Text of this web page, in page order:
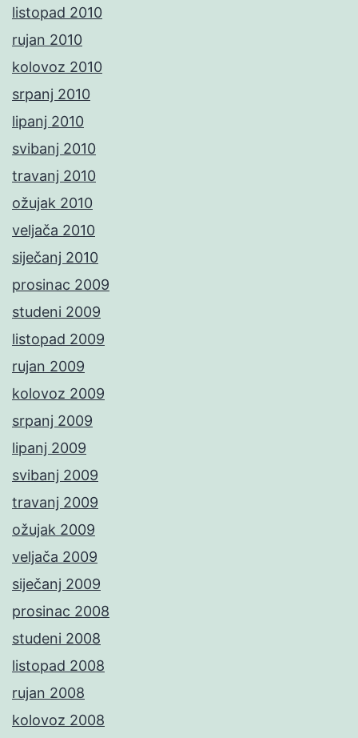
listopad 2010
rujan 2010
kolovoz 2010
srpanj 2010
lipanj 2010
svibanj 2010
travanj 2010
ožujak 2010
veljača 2010
siječanj 2010
prosinac 2009
studeni 2009
listopad 2009
rujan 2009
kolovoz 2009
srpanj 2009
lipanj 2009
svibanj 2009
travanj 2009
ožujak 2009
veljača 2009
siječanj 2009
prosinac 2008
studeni 2008
listopad 2008
rujan 2008
kolovoz 2008